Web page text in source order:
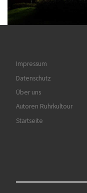
Impressum
Datenschutz
Über uns
Autoren Ruhrkultour
Startseite